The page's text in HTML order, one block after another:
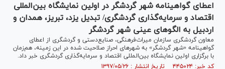
اعطای گواهینامه شهر گردشگر در اولین نمایشگاه بین‌المللی
اقتصاد و سرمایه‌گذاری گردشگری/ تبدیل یزد، تبریز، همدان و
اردبیل به الگو‌های عینی شهر گردشگر
معاون گردشگری سازمان میراث‌فرهنگی، صنایع‌دستی و گردشگری از اعطای
گواهینامه «شهر گردشگر» به شهر‌های احراز صلاحیت شده در این زمینه، هم‌زمان
با برگزاری اولین نمایشگاه بین‌المللی اقتصاد و سرمایه‌گذاری گردشگری خبر داد.
کد خبر: ۴۴۵۰۲۴ تاریخ انتشار : ۱۳۹۷/۰۵/۲۶